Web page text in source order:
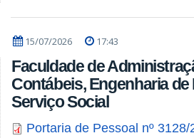
15/07/2026 17:43
Faculdade de
Contábeis, Engenharia
Serviço Social
Portaria de Pessoal nº